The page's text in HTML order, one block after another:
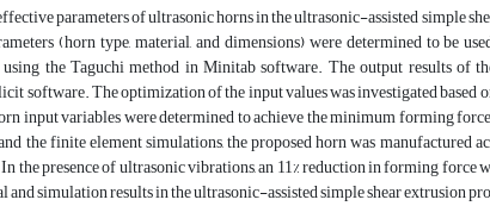
parameters of ultrasonic horns in the ultrasonic-assisted simple
(horn type, material, and dimensions) were determined to be
using the Taguchi method in Minitab software. The output results
software. The optimization of the input values was investigated
input variables were determined to achieve the minimum forming
the finite element simulations, the proposed horn was manufactured
the presence of ultrasonic vibrations, an 11% reduction in forming
simulation results in the ultrasonic-assisted simple shear extrusion